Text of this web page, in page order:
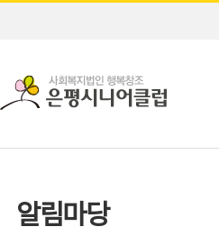
알림마당